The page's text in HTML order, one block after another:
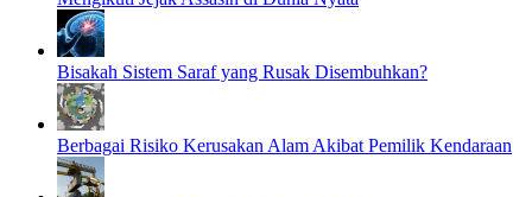
Bisakah Sistem Saraf yang Rusak Disembuhkan?
Berbagai Risiko Kerusakan Alam Akibat Pemilik Kendaraan